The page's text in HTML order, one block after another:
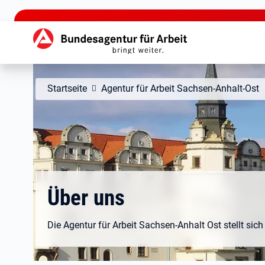
zu den Hauptinhalten springen
Hauptnavigation
Startseite Agentur für Arbeit Sachsen-Anhalt-Ost
Über uns
Die Agentur für Arbeit Sachsen-Anhalt Ost stellt sich